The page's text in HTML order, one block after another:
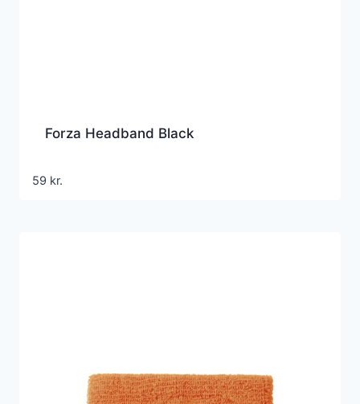
Forza Headband Black
59 kr.